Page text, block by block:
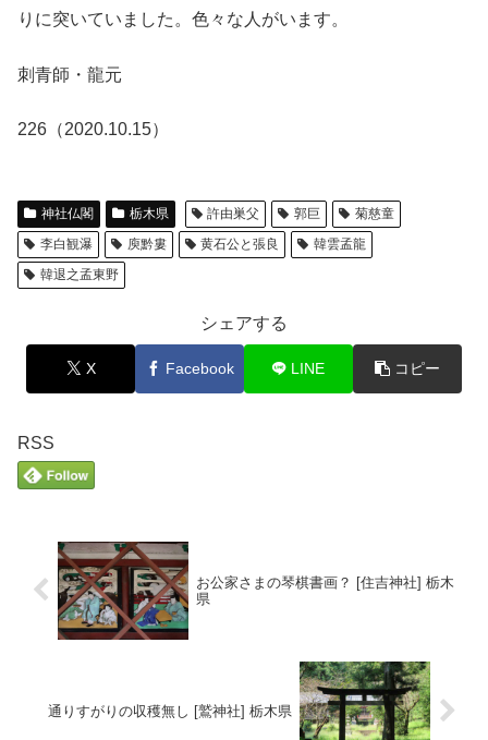
りに突いていました。色々な人がいます。
刺青師・龍元
226（2020.10.15）
神社仏閣 栃木県 許由巣父 郭巨
菊慈童
李白観瀑
庾黔婁 黄石公と張良
韓雲孟龍
韓退之孟東野
シェアする
X Facebook LINE コピー
RSS
お公家さまの琴棋書画？ [住吉神社] 栃木
県
通りすがりの収穫無し [鷲神社] 栃木県